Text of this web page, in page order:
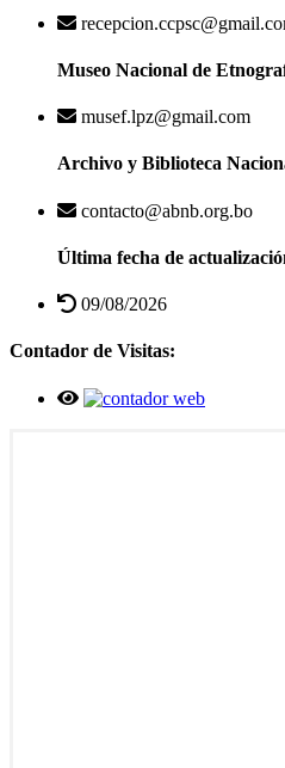
Museo Nacional de
musef.lpz@gmail.com
Archivo y Biblioteca
contacto@abnb.org.bo
Última fecha de
09/08/2026
Contador de Visitas: